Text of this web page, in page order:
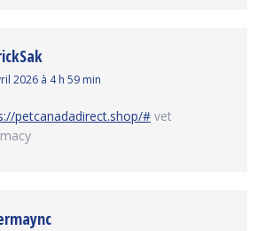
2026 à 4 h 59 min
petcanadadirect.shop/# vet